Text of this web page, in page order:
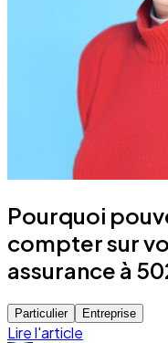
Pourquoi
compter sur
assurance à
Particulier Entreprise
Lire l'article